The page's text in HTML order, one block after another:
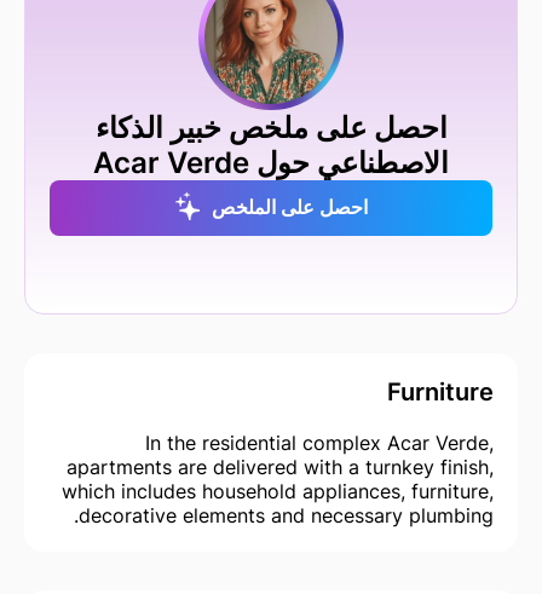
احصل على ملخص خبير الذكاء
الاصطناعي حول Acar Verde
احصل على الملخص
Furniture
In the residential complex Acar Verde,
apartments are delivered with a turnkey finish,
which includes household appliances, furniture,
decorative elements and necessary plumbing.